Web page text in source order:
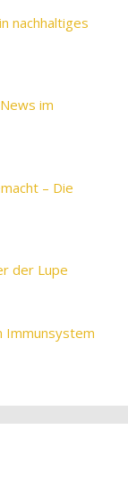
nachhaltiges
im
– Die
der Lupe
Immunsystem